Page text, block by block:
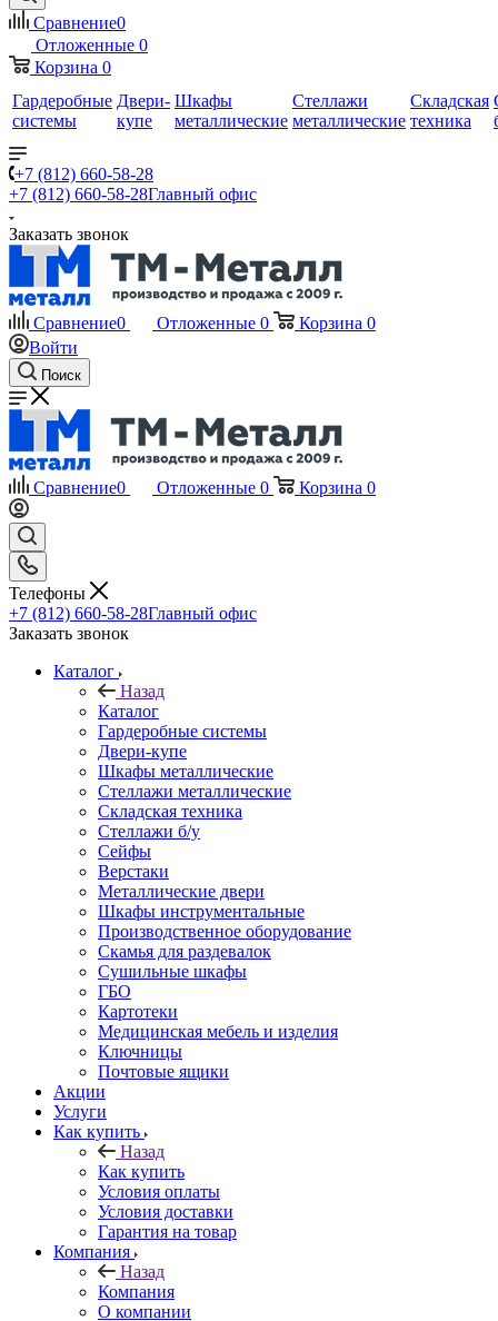
Сравнение0
Отложенные 0
Корзина 0
Гардеробные
системы
Двери-
купе
Шкафы
металлические
Стеллажи
металлические
Складская
техника
+7 (812) 660-58-28
+7 (812) 660-58-28Главный офис
Заказать звонок
Сравнение0 Отложенные 0 Корзина 0
Войти
Поиск
Сравнение0 Отложенные 0 Корзина 0
Телефоны
+7 (812) 660-58-28Главный офис
Заказать звонок
Каталог
Назад
Каталог
Гардеробные системы
Двери-купе
Шкафы металлические
Стеллажи металлические
Складская техника
Стеллажи б/у
Сейфы
Верстаки
Металлические двери
Шкафы инструментальные
Производственное оборудование
Скамья для раздевалок
Сушильные шкафы
ГБО
Картотеки
Медицинская мебель и изделия
Ключницы
Почтовые ящики
Акции
Услуги
Как купить
Назад
Как купить
Условия оплаты
Условия доставки
Гарантия на товар
Компания
Назад
Компания
О компании